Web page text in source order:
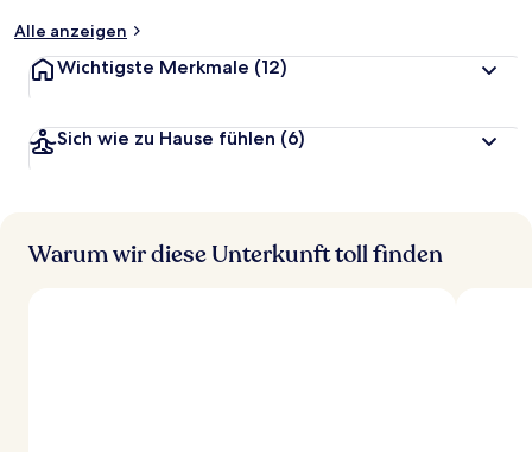
Alle anzeigen
Wichtigste Merkmale (12)
Sich wie zu Hause fühlen (6)
Warum wir diese Unterkunft toll finden